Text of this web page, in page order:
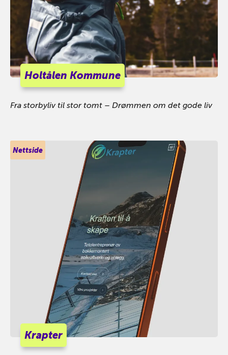
Holtålen Kommune
Fra storbyliv til stor tomt – Drømmen om det gode liv
Nettside
Krapter